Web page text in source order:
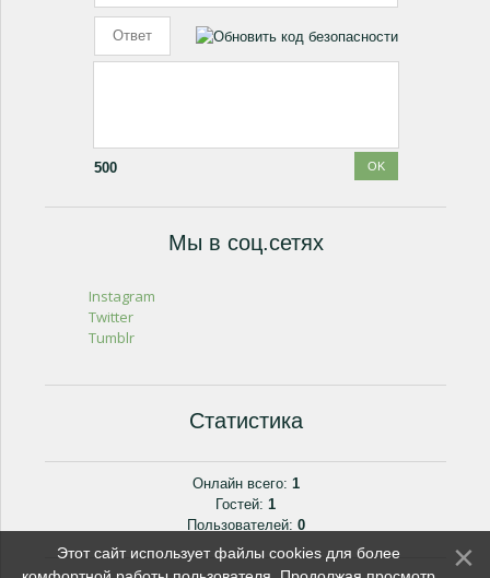
500
Мы в соц.сетях
Instagram
Twitter
Tumblr
Статистика
Онлайн всего: 1
Гостей: 1
Пользователей: 0
Этот сайт использует файлы cookies для более